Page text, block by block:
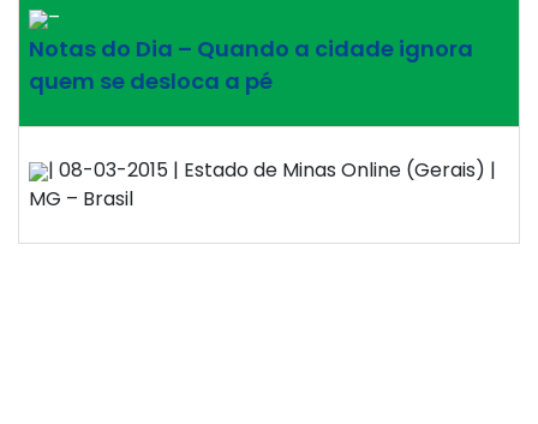
–
Notas do Dia – Quando a cidade ignora
quem se desloca a pé
| 08-03-2015 | Estado de Minas Online (Gerais) |
MG – Brasil